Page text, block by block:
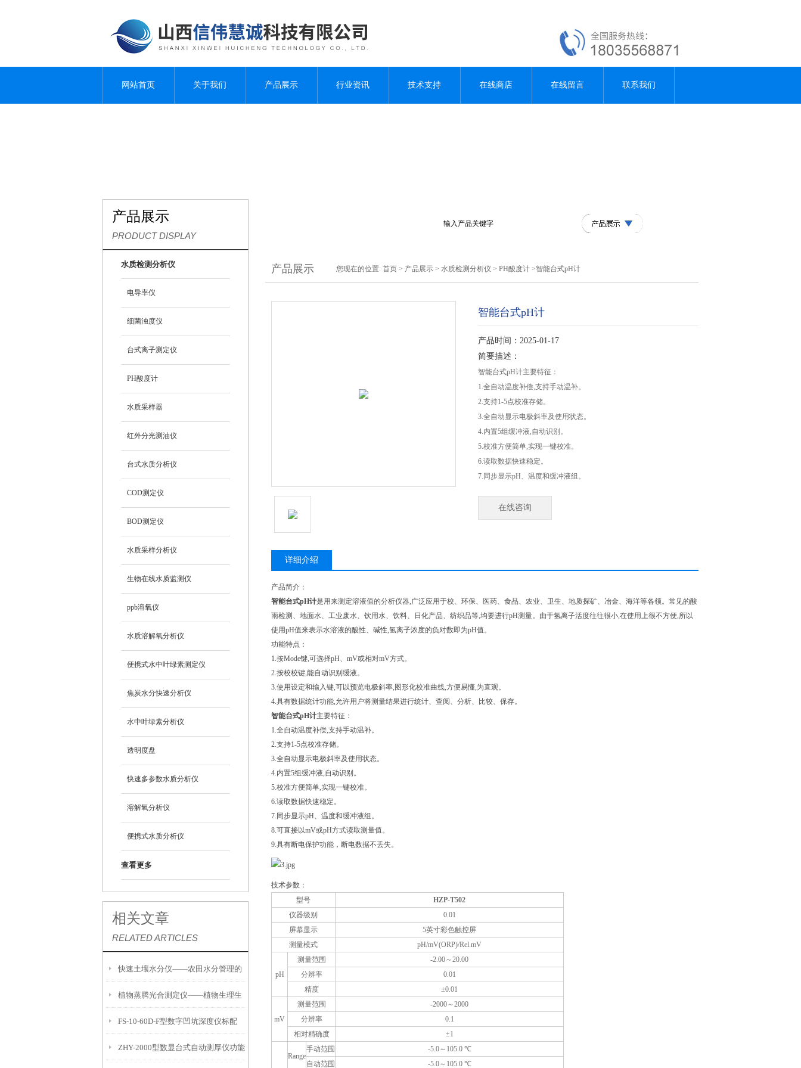
网站首页 关于我们 产品展示 行业资讯 技术支持 在线商店 在线留言 联系我们
产品展示
PRODUCT DISPLAY
水质检测分析仪
电导率仪
细菌浊度仪
台式离子测定仪
PH酸度计
水质采样器
红外分光测油仪
台式水质分析仪
COD测定仪
BOD测定仪
水质采样分析仪
生物在线水质监测仪
ppb溶氧仪
水质溶解氧分析仪
便携式水中叶绿素测定仪
焦炭水分快速分析仪
水中叶绿素分析仪
透明度盘
快速多参数水质分析仪
溶解氧分析仪
便携式水质分析仪
查看更多
相关文章
RELATED ARTICLES
快速土壤水分仪——农田水分管理的
便携式检测工具
植物蒸腾光合测定仪——植物生理生
态的实时监测设备
FS-10-60D-F型数字凹坑深度仪标配
IP54级表头分辨率0.01mm量程
ZHY-2000型数显台式自动测厚仪功能
产品展示 您现在的位置: 首页 > 产品展示 > 水质检测分析仪 > PH酸度计 >智能台式pH计
智能台式pH计
产品时间：2025-01-17
简要描述：
智能台式pH计主要特征：
1.全自动温度补偿,支持手动温补。
2.支持1-5点校准存储。
3.全自动显示电极斜率及使用状态。
4.内置5组缓冲液,自动识别。
5.校准方便简单,实现一键校准。
6.读取数据快速稳定。
7.同步显示pH、温度和缓冲液组。
在线咨询
详细介绍
产品简介：
智能台式pH计是用来测定溶液值的分析仪器,广泛应用于校、环保、医药、食品、农业、卫生、地质探矿、冶金、海洋等各领。常见的酸
雨检测、地面水、工业废水、饮用水、饮料、日化产品、纺织品等,均要进行pH测量。由于氢离子活度往往很小,在使用上很不方便,所以
使用pH值来表示水溶液的酸性、碱性,氢离子浓度的负对数即为pH值。
功能特点：
1.按Mode键,可选择pH、mV或相对mV方式。
2.按校校键,能自动识别缓液。
3.使用设定和输入键,可以预览电极斜率,图形化校准曲线,方便易懂,为直观。
4.具有数据统计功能,允许用户将测量结果进行统计、查阅、分析、比较、保存。
智能台式pH计主要特征：
1.全自动温度补偿,支持手动温补。
2.支持1-5点校准存储。
3.全自动显示电极斜率及使用状态。
4.内置5组缓冲液,自动识别。
5.校准方便简单,实现一键校准。
6.读取数据快速稳定。
7.同步显示pH、温度和缓冲液组。
8.可直接以mV或pH方式读取测量值。
9.具有断电保护功能，断电数据不丢失。
技术参数：
型号
HZP-T502
仪器级别
0.01
屏慕显示
5英寸彩色触控屏
测量模式
pH/mV(ORP)/Rel.mV
pH
测量范围 -2.00～20.00
分辨率
0.01
精度
±0.01
mV
测量范围 -2000～2000
分辨率
0.1
相对精确度
±1
Range
手动范围 -5.0～ 105.0 ℃
自动范围
-5.0～ 105.0 ℃